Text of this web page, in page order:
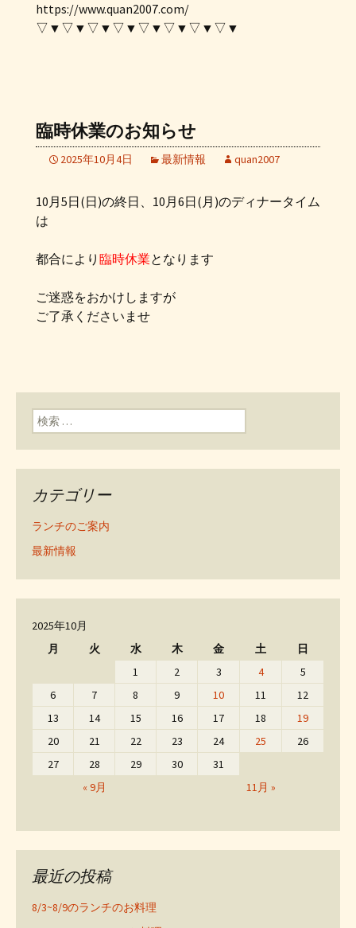
https://www.quan2007.com/
▽▼▽▼▽▼▽▼▽▼▽▼▽▼▽▼
臨時休業のお知らせ
2025年10月4日 最新情報 quan2007
10月5日(日)の終日、10月6日(月)のディナータイム
は
都合により 臨時休業となります
ご迷惑をおかけしますが
ご了承くださいませ
検索:
カテゴリー
ランチのご案内
最新情報
2025年10月
月
火 水 木 金 土 日
« 9月 11月 »
1 2 3 4
5
6
7 8 9 10 11
12
13
14 15 16 17 18
19
20
21 22 23 24 25
26
27
28 29 30 31
最近の投稿
8/3~8/9のランチのお料理